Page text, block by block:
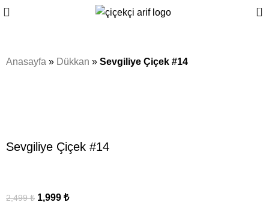
0
Anasayfa » Dükkan »Sevgiliye Çiçek #14
Sevgiliye Çiçek #14
2,499₺ 1,999₺